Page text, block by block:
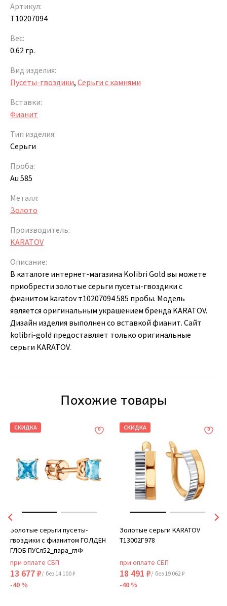
Артикул:
Т10207094
Вес:
0.62 гр.
Вид изделия:
Пусеты-гвоздики, Серьги с камнями
Вставки:
Фианит
Тип изделия:
Серьги
Проба:
Au 585
Металл:
Золото
Производитель:
KARATOV
Описание:
В каталоге интернет-магазина Kolibri Gold вы можете
приобрести золотые серьги пусеты-гвоздики с
фианитом karatov т10207094 585 пробы. Модель
является оригинальным украшением бренда KARATOV.
Дизайн изделия выполнен со вставкой фианит. Сайт
kolibri-gold предоставляет только оригинальные
серьги KARATOV.
Похожие товары
СКИДКА
Золотые серьги пусеты-
гвоздики с фианитом ГОЛДЕН
ГЛОБ ПУСл52_пара_глФ
при оплате СБП
13 677 ₽/ без 14 100 ₽
-40 %
СКИДКА
Золотые серьги KARATOV
Т13002Г978
при оплате СБП
18 491 ₽/ без 19 062 ₽
-40 %